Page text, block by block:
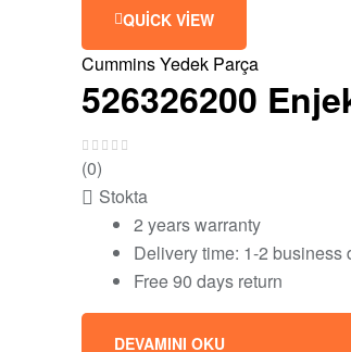
QUICK VIEW
Cummins Yedek Parça
526326200
(0)
Stokta
2 years warranty
Delivery time: 1-2 business
Free 90 days return
DEVAMINI OKU